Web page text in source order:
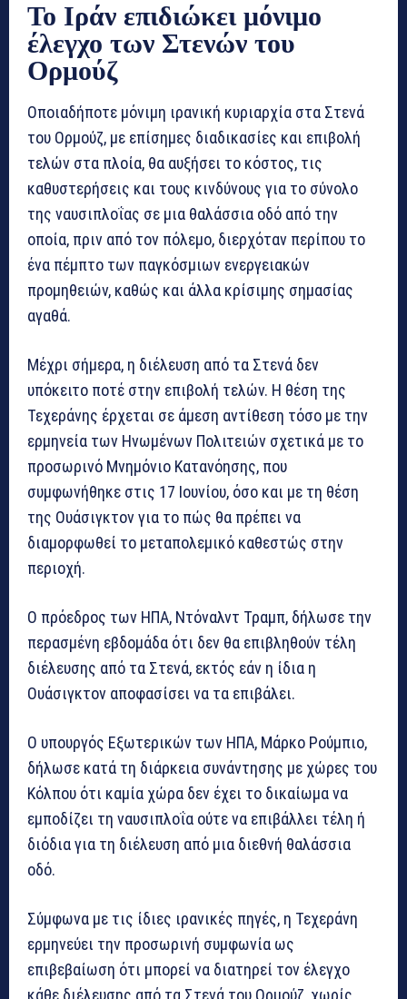
Το Ιράν επιδιώκει μόνιμο
έλεγχο των Στενών του
Ορμούζ
Οποιαδήποτε μόνιμη ιρανική κυριαρχία στα Στενά
του Ορμούζ, με επίσημες διαδικασίες και επιβολή
τελών στα πλοία, θα αυξήσει το κόστος, τις
καθυστερήσεις και τους κινδύνους για το σύνολο
της ναυσιπλοΐας σε μια θαλάσσια οδό από την
οποία, πριν από τον πόλεμο, διερχόταν περίπου το
ένα πέμπτο των παγκόσμιων ενεργειακών
προμηθειών, καθώς και άλλα κρίσιμης σημασίας
αγαθά.
Μέχρι σήμερα, η διέλευση από τα Στενά δεν
υπόκειτο ποτέ στην επιβολή τελών. Η θέση της
Τεχεράνης έρχεται σε άμεση αντίθεση τόσο με την
ερμηνεία των Ηνωμένων Πολιτειών σχετικά με το
προσωρινό Μνημόνιο Κατανόησης, που
συμφωνήθηκε στις 17 Ιουνίου, όσο και με τη θέση
της Ουάσιγκτον για το πώς θα πρέπει να
διαμορφωθεί το μεταπολεμικό καθεστώς στην
περιοχή.
Ο πρόεδρος των ΗΠΑ, Ντόναλντ Τραμπ, δήλωσε την
περασμένη εβδομάδα ότι δεν θα επιβληθούν τέλη
διέλευσης από τα Στενά, εκτός εάν η ίδια η
Ουάσιγκτον αποφασίσει να τα επιβάλει.
Ο υπουργός Εξωτερικών των ΗΠΑ, Μάρκο Ρούμπιο,
δήλωσε κατά τη διάρκεια συνάντησης με χώρες του
Κόλπου ότι καμία χώρα δεν έχει το δικαίωμα να
εμποδίζει τη ναυσιπλοΐα ούτε να επιβάλλει τέλη ή
διόδια για τη διέλευση από μια διεθνή θαλάσσια
οδό.
Σύμφωνα με τις ίδιες ιρανικές πηγές, η Τεχεράνη
ερμηνεύει την προσωρινή συμφωνία ως
επιβεβαίωση ότι μπορεί να διατηρεί τον έλεγχο
κάθε διέλευσης από τα Στενά του Ορμούζ, χωρίς